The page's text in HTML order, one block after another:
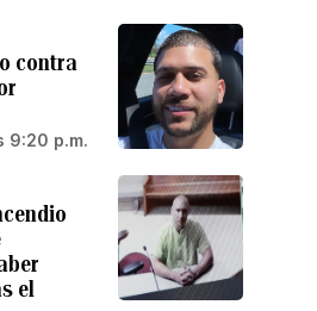
contra
9:20 p.m.
el